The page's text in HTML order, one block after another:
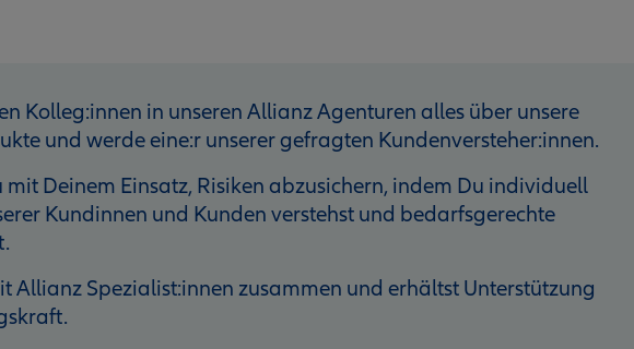
Kolleg:innen in unseren Allianz Agenturen alles über unsere
und werde eine:r unserer gefragten Kundenversteher:innen.
Deinem Einsatz, Risiken abzusichern, indem Du individuell
Kundinnen und Kunden verstehst und bedarfsgerechte
Allianz Spezialist:innen zusammen und erhältst Unterstützung